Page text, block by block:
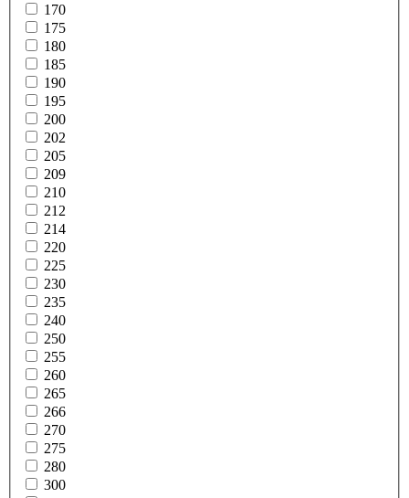
170
175
180
185
190
195
200
202
205
209
210
212
214
220
225
230
235
240
250
255
260
265
266
270
275
280
300